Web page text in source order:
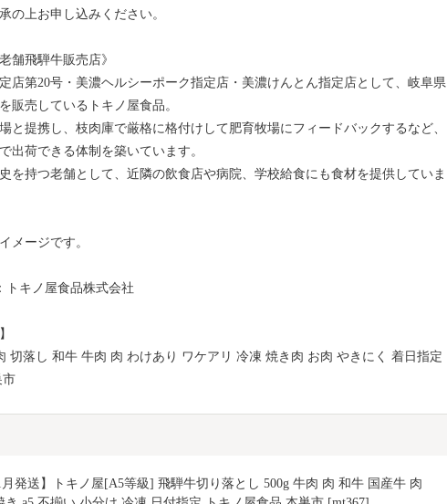
の上お申し込みください。
舗飛騨牛販売店》
店第20号・美濃ヘルシーポーク指定店・美濃けんとん指定店として、岐阜県
販売しているトキノ屋食品。
と提携し、枝肉庫で厳格に格付けして肥育牧場にフィードバックするなど、
出荷できる体制を築いています。
を持つ老舗として、近隣の飲食店や病院、学校給食にも食材を提供していま
メージです。
トキノ屋食品株式会社
切落し 和牛 牛肉 肉 わけあり ワケアリ 冷凍 焼き肉 お肉 やきにく 着日指定
市
月発送】トキノ屋[A5等級] 飛騨牛切り落とし 500g 牛肉 肉 和牛 国産牛 肉